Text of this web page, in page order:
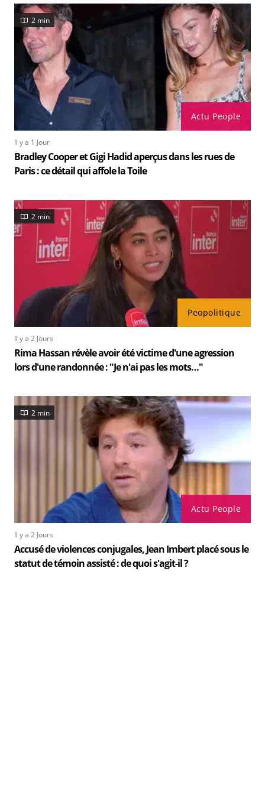
Actu People
2 min
Il y a 1 Jour
Bradley Cooper et Gigi Hadid aperçus dans les rues de
Paris : ce détail qui affole la Toile
Peopolitique
2 min
Il y a 2 Jours
Rima Hassan révèle avoir été victime d'une agression
lors d'une randonnée : "Je n'ai pas les mots…"
Actu People
2 min
Il y a 2 Jours
Accusé de violences conjugales, Jean Imbert placé sous le
statut de témoin assisté : de quoi s'agit-il ?